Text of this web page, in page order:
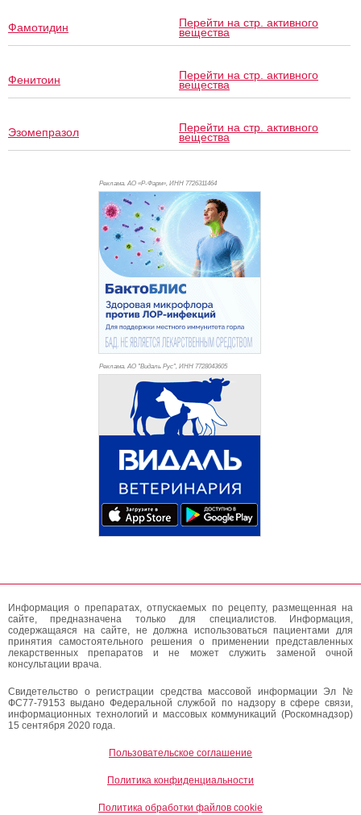
Фамотидин Перейти на стр. активного
вещества
Фенитоин Перейти на стр. активного
вещества
Эзомепразол Перейти на стр. активного
вещества
Реклама. АО «Р-Фарм», ИНН 7726311464
Реклама. АО "Видаль Рус", ИНН 7728043605
Информация о препаратах, отпускаемых по рецепту, размещенная на
сайте, предназначена только для специалистов. Информация,
содержащаяся на сайте, не должна использоваться пациентами для
принятия самостоятельного решения о применении представленных
лекарственных препаратов и не может служить заменой очной
консультации врача.
Свидетельство о регистрации средства массовой информации Эл №
ФС77-79153 выдано Федеральной службой по надзору в сфере связи,
информационных технологий и массовых коммуникаций (Роскомнадзор)
15 сентября 2020 года.
Пользовательское соглашение
Политика конфиденциальности
Политика обработки файлов cookie